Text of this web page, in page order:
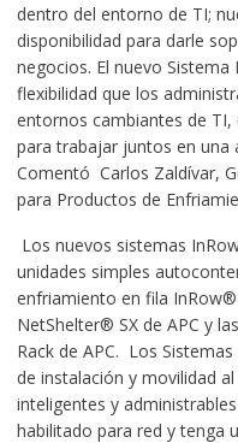
dentro del entorno de TI;
disponibilidad para darle
negocios. El nuevo
flexibilidad que los
entornos cambiantes de
para trabajar juntos en una
Comentó Carlos Zaldívar,
para Productos de
Los nuevos sistemas
unidades simples
enfriamiento en fila InRow®
NetShelter® SX de APC y
Rack de APC. Los
de instalación y movilidad
inteligentes y
habilitado para red y